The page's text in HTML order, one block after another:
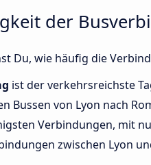
der
Du, wie häufig die
ist der verkehrsreichste
Bussen von Lyon nach
Verbindungen, mit
zwischen Lyon